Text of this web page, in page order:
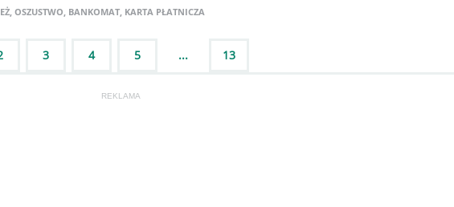
, OSZUSTWO, BANKOMAT, KARTA PŁATNICZA
3 4 5 ... 13
REKLAMA